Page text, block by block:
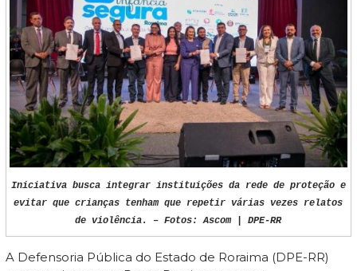
Iniciativa busca integrar instituições da rede de proteção e
evitar que crianças tenham que repetir várias vezes relatos
de violência. – Fotos: Ascom | DPE-RR
A Defensoria Pública do Estado de Roraima (DPE-RR)